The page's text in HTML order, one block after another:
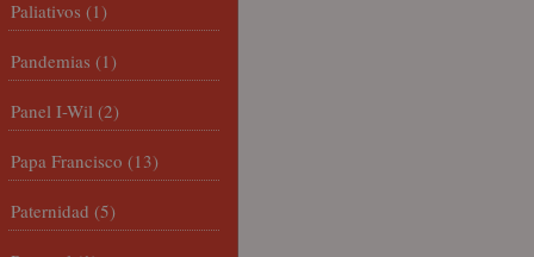
Paliativos (1)
Pandemias (1)
Panel I-Wil (2)
Papa Francisco (13)
Paternidad (5)